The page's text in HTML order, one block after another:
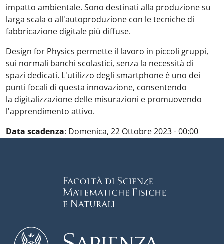
impatto ambientale. Sono destinati alla produzione su
larga scala o all'autoproduzione con le tecniche di
fabbricazione digitale più diffuse.
Design for Physics permette il lavoro in piccoli gruppi,
sui normali banchi scolastici, senza la necessità di
spazi dedicati. L'utilizzo degli smartphone è uno dei
punti focali di questa innovazione, consentendo
la digitalizzazione delle misurazioni e promuovendo
l'apprendimento attivo.
Data scadenza: Domenica, 22 Ottobre 2023 - 00:00